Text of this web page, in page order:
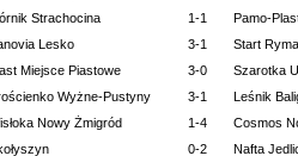
Strachocina
1-1
Pamo-
Lesko
3-1
Start
Miejsce Piastowe
3-0
Szarotka
Wyżne-Pustyny
3-1
Leśnik
Nowy Żmigród
1-4
Cosmos
0-2
Nafta